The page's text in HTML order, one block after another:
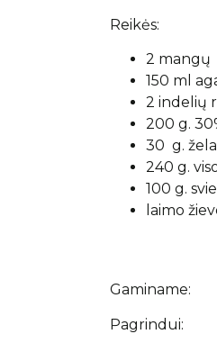
Reikės:
2 mangų
150 ml
2 indelių
200 g.
30 g.
240 g.
100 g.
laimo
Gaminame:
Pagrindui: